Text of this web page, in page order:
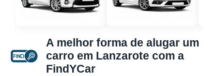
A melhor forma de alugar um
carro em Lanzarote com a
FindYCar